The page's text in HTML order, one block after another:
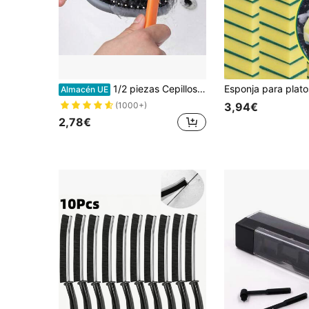
Almacén UE 1/2 piezas Cepillos de limpieza para peines, cepillo con cerdas y cojín de aire, limpiador reutilizable de rodillo para peines, herramienta para el peinado, cocina, baño, hogar, artículos para el hogar
(1000+)
2,78€
3,94€